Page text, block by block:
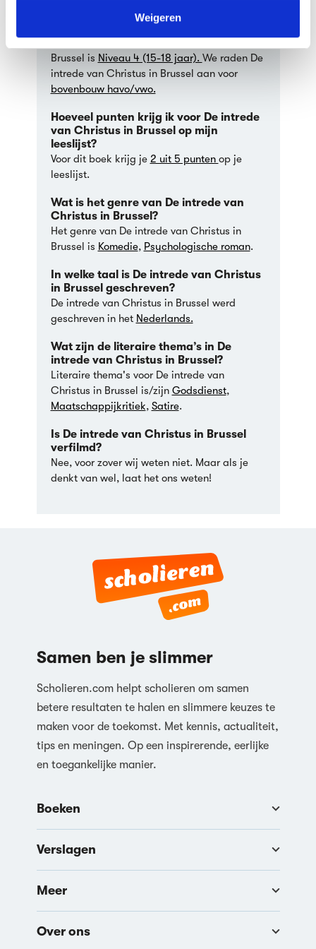
kunnen ontvangen en verwerken.
Weigeren
van Christus in Brussel?
Je kan De intrede van Christus in Brussel
lezen voor je lijst. De intrede van Christus in
Brussel is Niveau 4 (15-18 jaar). We raden De
intrede van Christus in Brussel aan voor
bovenbouw havo/vwo.
Hoeveel punten krijg ik voor De intrede
van Christus in Brussel op mijn
leeslijst?
Voor dit boek krijg je 2 uit 5 punten op je
leeslijst.
Wat is het genre van De intrede van
Christus in Brussel?
Het genre van De intrede van Christus in
Brussel is Komedie, Psychologische roman.
In welke taal is De intrede van Christus
in Brussel geschreven?
De intrede van Christus in Brussel werd
geschreven in het Nederlands.
Wat zijn de literaire thema’s in De
intrede van Christus in Brussel?
Literaire thema's voor De intrede van
Christus in Brussel is/zijn Godsdienst,
Maatschappijkritiek, Satire.
Is De intrede van Christus in Brussel
verfilmd?
Nee, voor zover wij weten niet. Maar als je
denkt van wel, laat het ons weten!
Samen ben je slimmer
Scholieren.com helpt scholieren om samen
betere resultaten te halen en slimmere keuzes te
maken voor de toekomst. Met kennis, actualiteit,
tips en meningen. Op een inspirerende, eerlijke
en toegankelijke manier.
Boeken
Verslagen
Meer
Over ons